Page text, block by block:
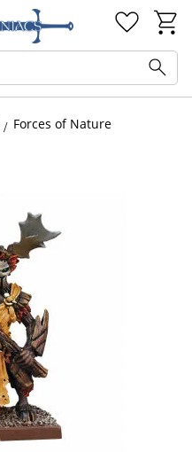
Forces of Nature